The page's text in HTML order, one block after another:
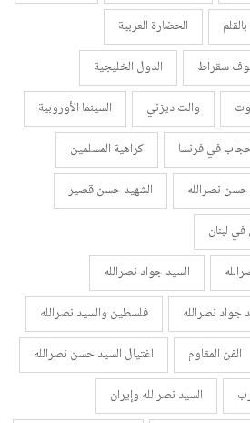
الحضارة العربية
سقراط
الدول الخليجية
والت ديزني
السينما الأوروبية
في فرنسا
كراهية المسلمين
نصرالله
الشهيد حسن قصير
لبنان
السيد جواد نصرالله
جواد نصرالله
فلسطين والسيد نصرالله
الفن المقاوم
اغتيال السيد حسن نصرالله
السيد نصرالله وإيران